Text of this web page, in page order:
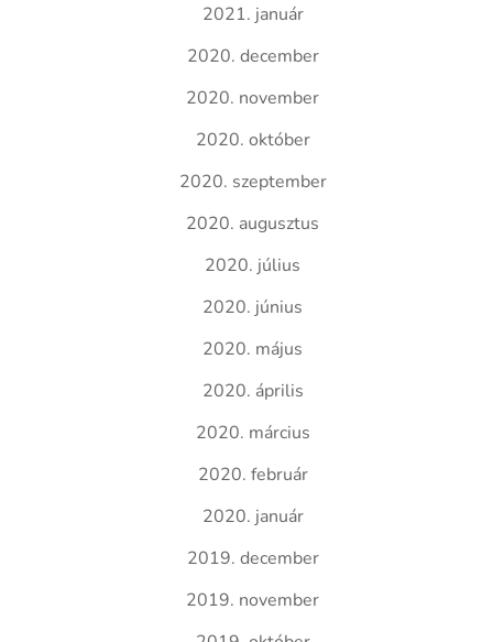
2021. január
2020. december
2020. november
2020. október
2020. szeptember
2020. augusztus
2020. július
2020. június
2020. május
2020. április
2020. március
2020. február
2020. január
2019. december
2019. november